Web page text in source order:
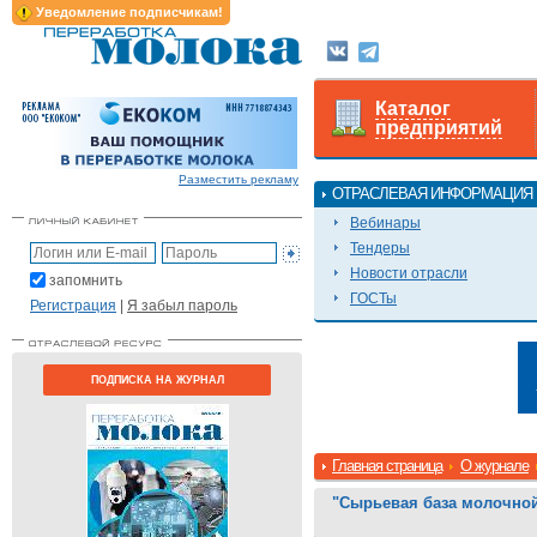
Уведомление подписчикам!
Разместить рекламу
запомнить
Регистрация | Я забыл пароль
ПОДПИСКА НА ЖУРНАЛ
Каталог
предприятий
ОТРАСЛЕВАЯ ИНФОРМАЦИЯ
Вебинары
Тендеры
Новости отрасли
ГОСТы
Главная страница О журнале
"Сырьевая база